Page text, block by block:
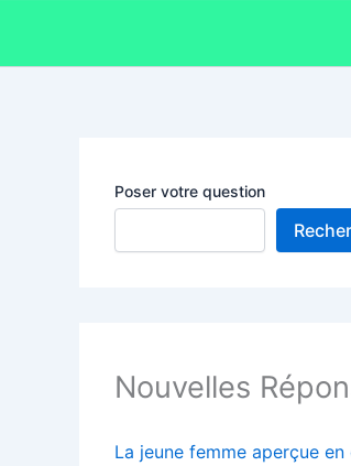
Poser votre question
Nouvelles
La jeune femme aperçue